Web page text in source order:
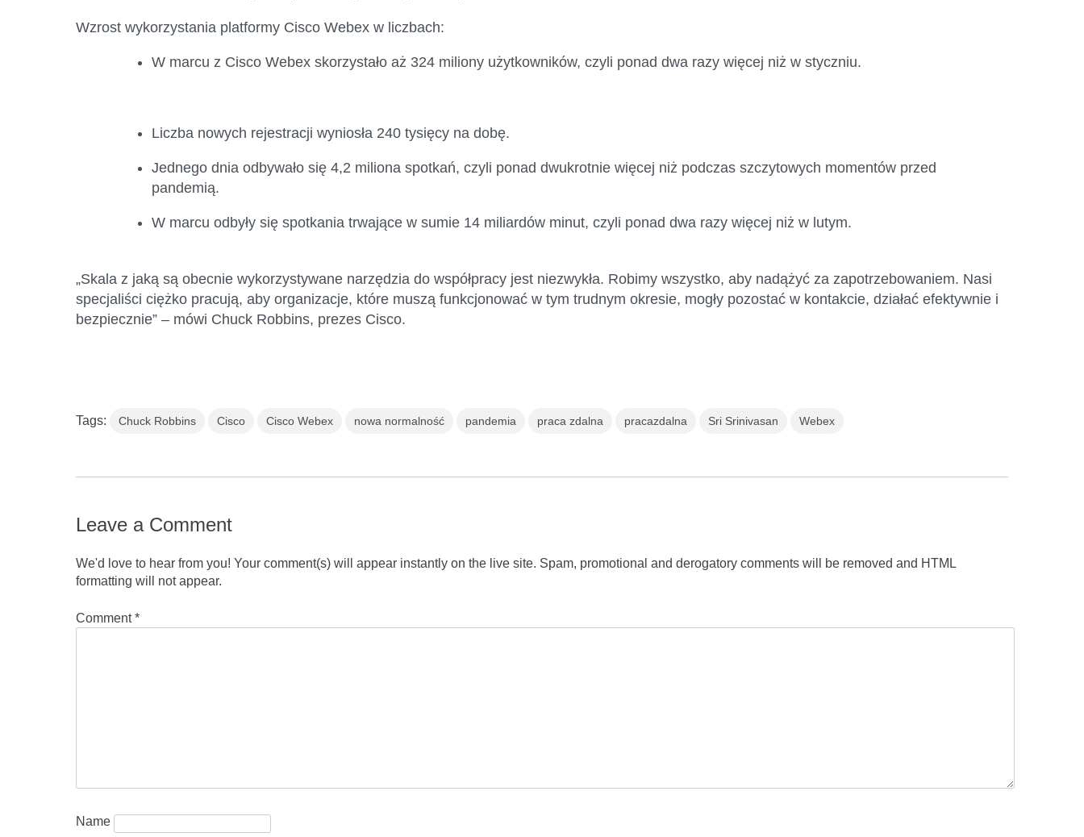
Wzrost wykorzystania platformy CiscoWebex w liczbach:
W marcu z CiscoWebex skorzystało aż 324 miliony użytkowników, czyli ponad dwa razy więcej niż w styczniu.
Liczba nowych rejestracji wyniosła 240 tysięcy na dobę.
Jednego dnia odbywało się4,2 miliona spotkań, czyli ponad dwukrotnie więcej niż podczas szczytowych momentów przed
pandemią.
W marcu odbyły się spotkania trwające w sumie 14 miliardów minut, czyli ponad dwa razy więcej niż w lutym.
„Skala z jaką są obecnie wykorzystywane narzędzia do współpracy jest niezwykła. Robimy wszystko, aby nadążyć za zapotrzebowaniem. Nasi
specjaliści ciężko pracują, aby organizacje, które muszą funkcjonować w tym trudnym okresie, mogły pozostać w kontakcie, działać efektywnie i
bezpiecznie” – mówi Chuck Robbins, prezes Cisco.
Tags: Chuck Robbins Cisco Cisco Webex nowa normalność pandemia praca zdalna pracazdalna Sri Srinivasan Webex
Leave a Comment
We'd love to hear from you! Your comment(s) will appear instantly on the live site. Spam, promotional and derogatory comments will be removed and HTML
formatting will not appear.
Comment*
Name